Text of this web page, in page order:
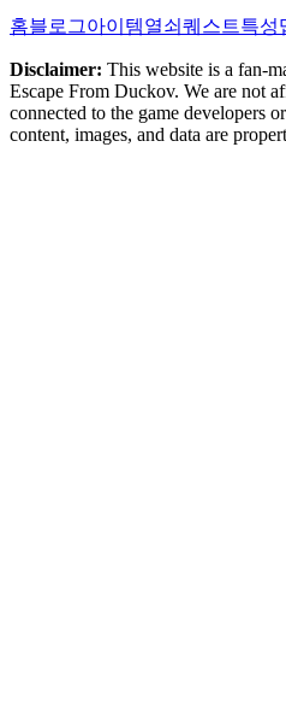
홈블로그아이템열쇠 퀘스트특성
Disclaimer: This website is a fan-
Escape From Duckov. We are not
connected to the game developers
content, images, and data are